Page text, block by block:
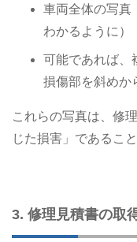
車両全体の写真
わかるように）
可能であれば、
損傷部を斜めか
これらの写真は、修
じた損害」であるこ
3. 修理見積書の取